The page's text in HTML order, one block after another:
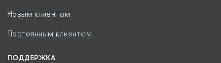
Новым клиентам
Постоянным клиентам
ПОДДЕРЖКА